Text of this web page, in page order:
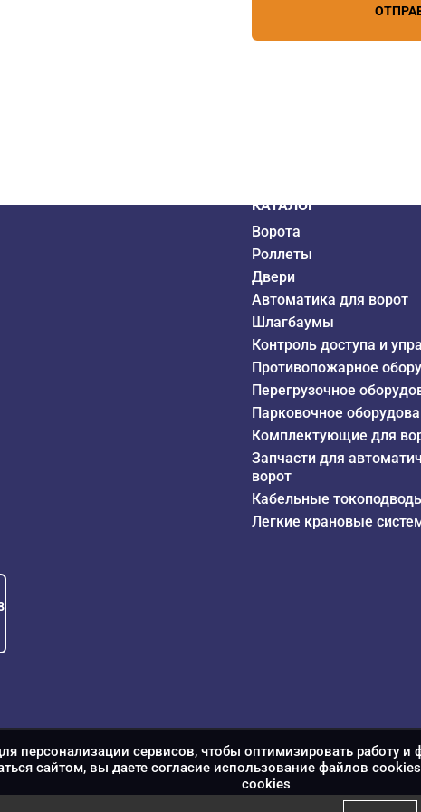
КАТАЛОГ
Ворота
Роллеты
Двери
Автоматика для ворот
Шлагбаумы
Контроль доступа и
Противопожарное
Перегрузочное
Парковочное
Комплектующие для
Запчасти для
ворот
Кабельные
Легкие крановые
персонализации сервисов, чтобы оптимизировать работу
сайтом, вы даете согласие использование файлов
сookies